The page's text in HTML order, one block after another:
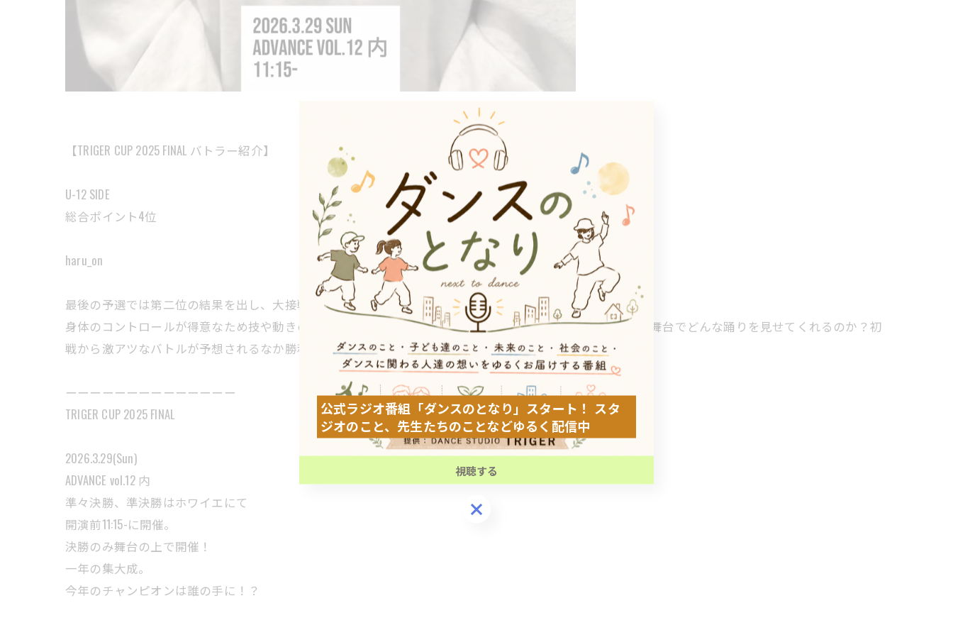
【TRIGER CUP 2025 FINAL バトラー紹介】
U-12 SIDE
総合ポイント4位
haru_on
最後の予選では第二位の結果を出し、大接戦の中ギリギリ4位に入る大健闘。
身体のコントロールが得意なため技や動きの質は高く、マインド次第でまだまだ成長の伸び代あり。FINALの舞台でどんな踊りを見せてくれるのか？初
戦から激アツなバトルが予想されるなか勝利を手にできるのか！？haru_onの躍進に期待🔥🔥
ーーーーーーーーーーーーーー
TRIGER CUP 2025 FINAL
2026.3.29(Sun)
ADVANCE vol.12 内
準々決勝、準決勝はホワイエにて
開演前11:15-に開催。
決勝のみ舞台の上で開催！
一年の集大成。
今年のチャンピオンは誰の手に！？
公式ラジオ番組「ダンスのとなり」スタート！ スタ
ジオのこと、先生たちのことなどゆるく配信中
視聴する
公式ラジオ番組「ダンスのとなり」スタート！ スタ
ジオのこと、先生たちのことなどゆるく配信中
視聴する